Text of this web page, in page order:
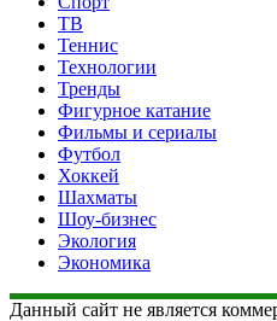
ТВ
Теннис
Технологии
Тренды
Фигурное катание
Фильмы и сериалы
Футбол
Хоккей
Шахматы
Шоу-бизнес
Экология
Экономика
Данный сайт не является